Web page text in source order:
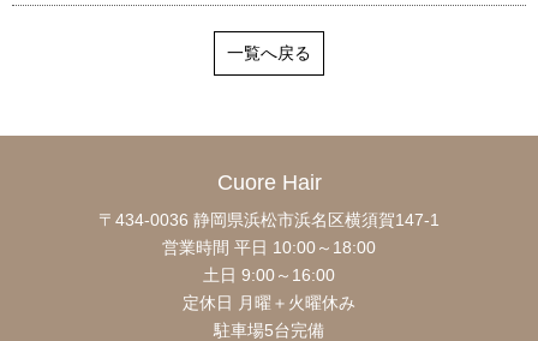
一覧へ戻る
Cuore Hair
〒434-0036 静岡県浜松市浜名区横須賀147-1
営業時間 平日 10:00～18:00
土日 9:00～16:00
定休日 月曜＋火曜休み
駐車場5台完備